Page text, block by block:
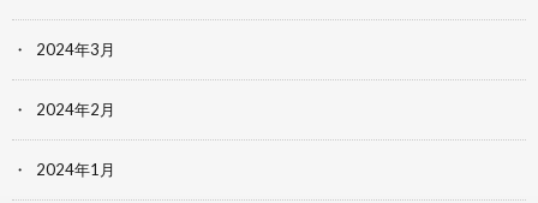
2024年3月
2024年2月
2024年1月